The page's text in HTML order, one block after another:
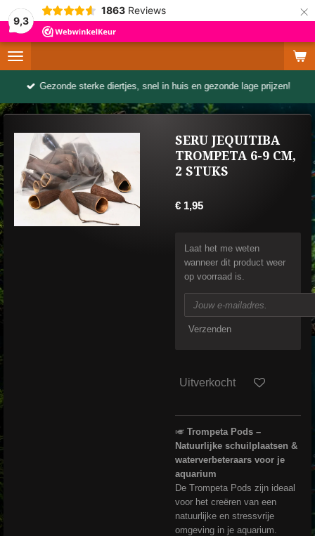
9,3
1863 Reviews ×
Gezonde sterke diertjes, snel in huis en gezonde lage prijzen!
SERU JEQUITIBA
TROMPETA 6-9 CM,
2 STUKS
€ 1,95
Laat het me weten
wanneer dit product weer
op voorraad is.
Verzenden
Uitverkocht
🎺 Trompeta Pods –
Natuurlijke schuilplaatsen &
waterverbeteraars voor je
aquarium
De Trompeta Pods zijn ideaal
voor het creëren van een
natuurlijke en stressvrije
omgeving in je aquarium.